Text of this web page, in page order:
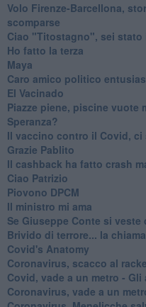
Volo Firenze-Barcellona,
scomparse
Ciao "Titostagno", sei stato
Ho fatto la terza
Maya
Caro amico politico
El Vacinado
Piazze piene, piscine vuote
Speranza?
​Il vaccino contro il Covid, ci
Grazie Pablito
Il cashback ha fatto crash
Ciao Patrizio
Piovono DPCM
Il ministro mi ama
Se Giuseppe Conte si
Brivido di terrore... la
Covid's Anatomy
Coronavirus, scacco al
Covid, vade a un metro -
Coronavirus, vade a un